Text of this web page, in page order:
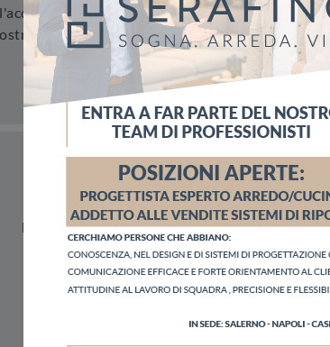
dei tuoi
personale per
Materiale Stile I più